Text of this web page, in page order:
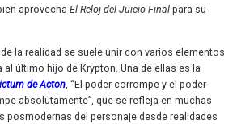
aprovecha El Reloj del Juicio Final para su
la realidad se suele unir con varios elementos
al último hijo de Krypton. Una de ellas es la
de Acton, “El poder corrompe y el poder
absolutamente”, que se refleja en muchas
posmodernas del personaje desde realidades